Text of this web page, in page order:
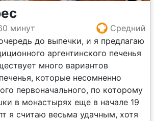
минут
Средний
до выпечки, и я предлагаю
аргентинского печенья
много вариантов
которые несомненно
первоначального, по которому
в монастырях еще в начале 19
я считаю весьма удачным, хотя